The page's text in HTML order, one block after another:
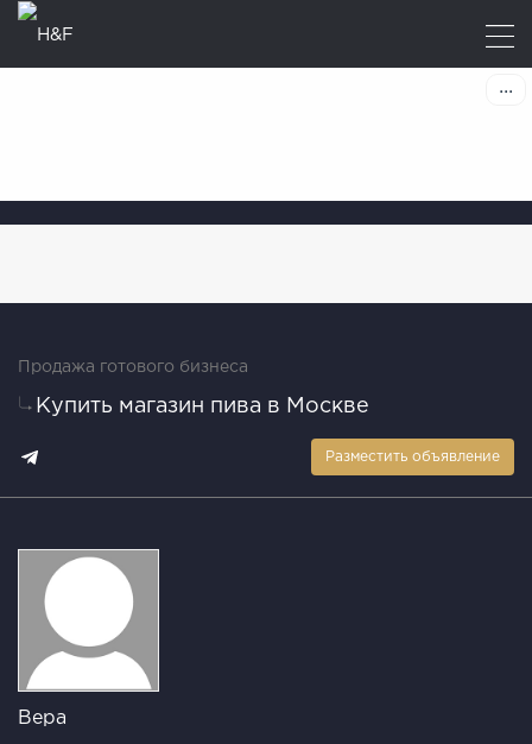
Продажа готового бизнеса
Купить магазин пива в Москве
Разместить объявление
Вера